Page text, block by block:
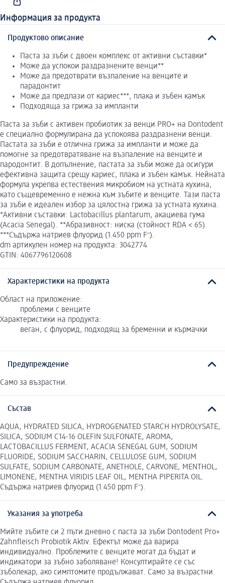
Информация за продукта
Продуктово описание
Паста за зъби с двоен комплекс от активни съставки*
Може да успокои раздразнените венци**
Може да предотврати възпаление на венците и
парадонтит
Може да предпази от кариес***, плака и зъбен камък
Подходяща за грижа за импланти
Паста за зъби с активен пробиотик за венци PRO+ на Dontodent
е специално формулирана да успокоява раздразнени венци.
Пастата за зъби е отлична грижа за импланти и може да
помогне за предотвратяване на възпаление на венците и
пародонтит. В допълнение, пастата за зъби може да осигури
ефективна защита срещу кариес, плака и зъбен камък. Нейната
формула укрепва естествения микробиом на устната кухина,
като същевременно е нежна към зъбите и венците. Тази паста
за зъби е идеален избор за цялостна грижа за устната кухина.
*Активни съставки: Lactobacillus plantarum, акациева гума
(Acacia Senegal). **Абразивност: ниска (стойност RDA < 65).
***Съдържа натриев флуорид (1.450 ppm F⁻).
dm артикулен номер на продукта: 3042774
GTIN: 4067796120608
Характеристики на продукта
Област на приложение:
проблеми с венците
Характеристики на продукта:
веган, с флуорид, подходящ за бременни и кърмачки
Предупреждение
Само за възрастни.
Състав
AQUA, HYDRATED SILICA, HYDROGENATED STARCH HYDROLYSATE,
SILICA, SODIUM C14-16 OLEFIN SULFONATE, AROMA,
LACTOBACILLUS FERMENT, ACACIA SENEGAL GUM, SODIUM
FLUORIDE, SODIUM SACCHARIN, CELLULOSE GUM, SODIUM
SULFATE, SODIUM CARBONATE, ANETHOLE, CARVONE, MENTHOL,
LIMONENE, MENTHA VIRIDIS LEAF OIL, MENTHA PIPERITA OIL.
Съдържа натриев флуорид (1.450 ppm F⁻).
Указания за употреба
Мийте зъбите си 2 пъти дневно с паста за зъби Dontodent Pro+
Zahnfleisch Probiotik Aktiv. Ефектът може да варира
индивидуално. Проблемите с венците могат да бъдат и
индикатори за зъбно заболяване! Консултирайте се със
зъболекар, ако симптомите продължават. Само за възрастни.